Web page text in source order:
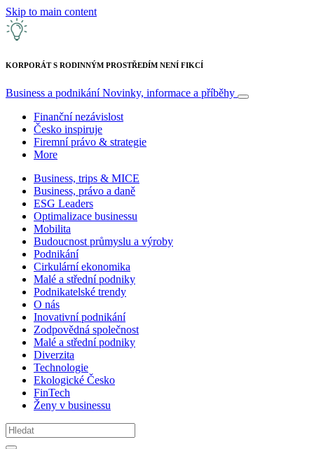
Skip to main content
KORPORÁT S RODINNÝM PROSTŘEDÍM NENÍ FIKCÍ
Business a podnikáníNovinky, informace a příběhy
Finanční nezávislost
Česko inspiruje
Firemní právo & strategie
More
Business, trips & MICE
Business, právo a daně
ESG Leaders
Optimalizace businessu
Mobilita
Budoucnost průmyslu a výroby
Podnikání
Cirkulární ekonomika
Malé a střední podniky
Podnikatelské trendy
O nás
Inovativní podnikání
Zodpovědná společnost
Malé a střední podniky
Diverzita
Technologie
Ekologické Česko
FinTech
Ženy v businessu